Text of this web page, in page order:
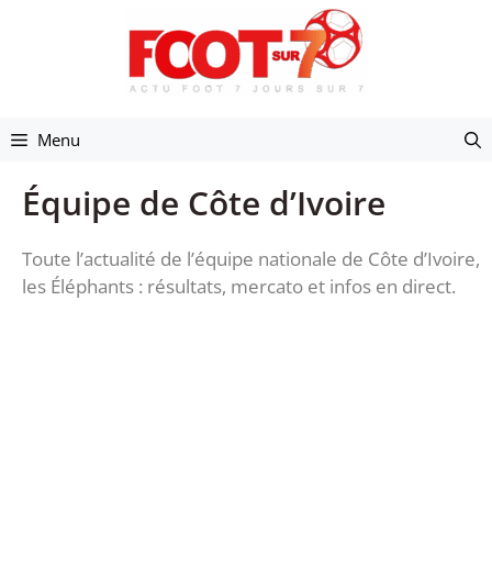
Menu
Équipe de Côte d’Ivoire
Toute l’actualité de l’équipe nationale de Côte d’Ivoire,
les Éléphants : résultats, mercato et infos en direct.